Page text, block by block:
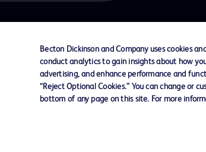
联系我们 Cookie 政策 隐私政策
© 2026 BD. All rights
are trademarks of Becton,
Becton Dickinson and Company uses cookies
conduct analytics to gain insights about how
advertising, and enhance performance and
“Reject Optional Cookies.” You can change or
bottom of any page on this site. For more